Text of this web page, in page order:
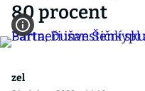
80 procent
zel